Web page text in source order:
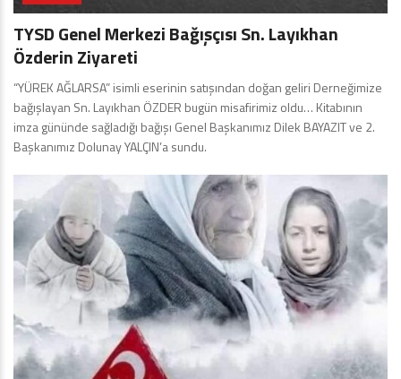
TYSD Genel Merkezi Bağışçısı Sn. Layıkhan
Özderin Ziyareti
“YÜREK AĞLARSA” isimli eserinin satışından doğan geliri Derneğimize
bağışlayan Sn. Layıkhan ÖZDER bugün misafirimiz oldu… Kitabının
imza gününde sağladığı bağışı Genel Başkanımız Dilek BAYAZIT ve 2.
Başkanımız Dolunay YALÇIN’a sundu.